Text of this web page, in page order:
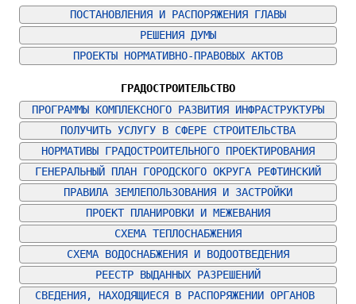
ПОСТАНОВЛЕНИЯ И РАСПОРЯЖЕНИЯ ГЛАВЫ
РЕШЕНИЯ ДУМЫ
ПРОЕКТЫ НОРМАТИВНО-ПРАВОВЫХ АКТОВ
ГРАДОСТРОИТЕЛЬСТВО
ПРОГРАММЫ КОМПЛЕКСНОГО РАЗВИТИЯ ИНФРАСТРУКТУРЫ
ПОЛУЧИТЬ УСЛУГУ В СФЕРЕ СТРОИТЕЛЬСТВА
НОРМАТИВЫ ГРАДОСТРОИТЕЛЬНОГО ПРОЕКТИРОВАНИЯ
ГЕНЕРАЛЬНЫЙ ПЛАН ГОРОДСКОГО ОКРУГА РЕФТИНСКИЙ
ПРАВИЛА ЗЕМЛЕПОЛЬЗОВАНИЯ И ЗАСТРОЙКИ
ПРОЕКТ ПЛАНИРОВКИ И МЕЖЕВАНИЯ
СХЕМА ТЕПЛОСНАБЖЕНИЯ
СХЕМА ВОДОСНАБЖЕНИЯ И ВОДООТВЕДЕНИЯ
РЕЕСТР ВЫДАННЫХ РАЗРЕШЕНИЙ
СВЕДЕНИЯ, НАХОДЯЩИЕСЯ В РАСПОРЯЖЕНИИ ОРГАНОВ